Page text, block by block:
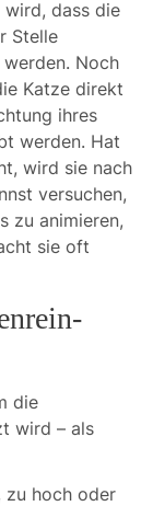
wird, dass die
Stelle
Noch
Katze direkt
ihres
werden. Hat
wird sie nach
versuchen,
zu animieren,
sie oft
die
wird – als
zu hoch oder